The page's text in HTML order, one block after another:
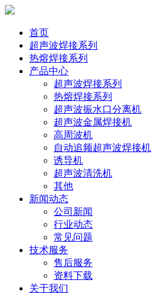
首页
超声波焊接系列
热熔焊接系列
产品中心
超声波焊接系列
热熔焊接系列
超声波振水口分离机
超声波金属焊接机
高周波机
自动追频超声波焊接机
诱导机
超声波清洗机
其他
新闻动态
公司新闻
行业动态
常见问题
技术服务
售后服务
资料下载
关于我们